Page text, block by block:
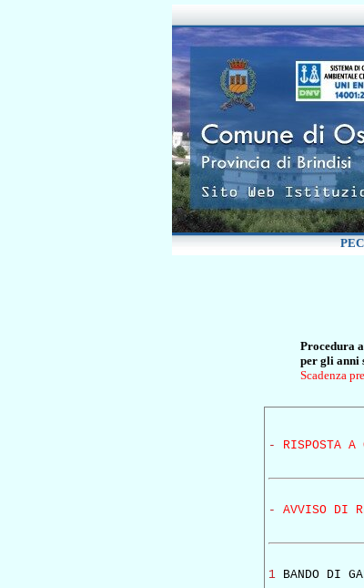
Procedura
per gli anni
Scadenza
- RISPOSTA A
- AVVISO DI
1 BANDO DI